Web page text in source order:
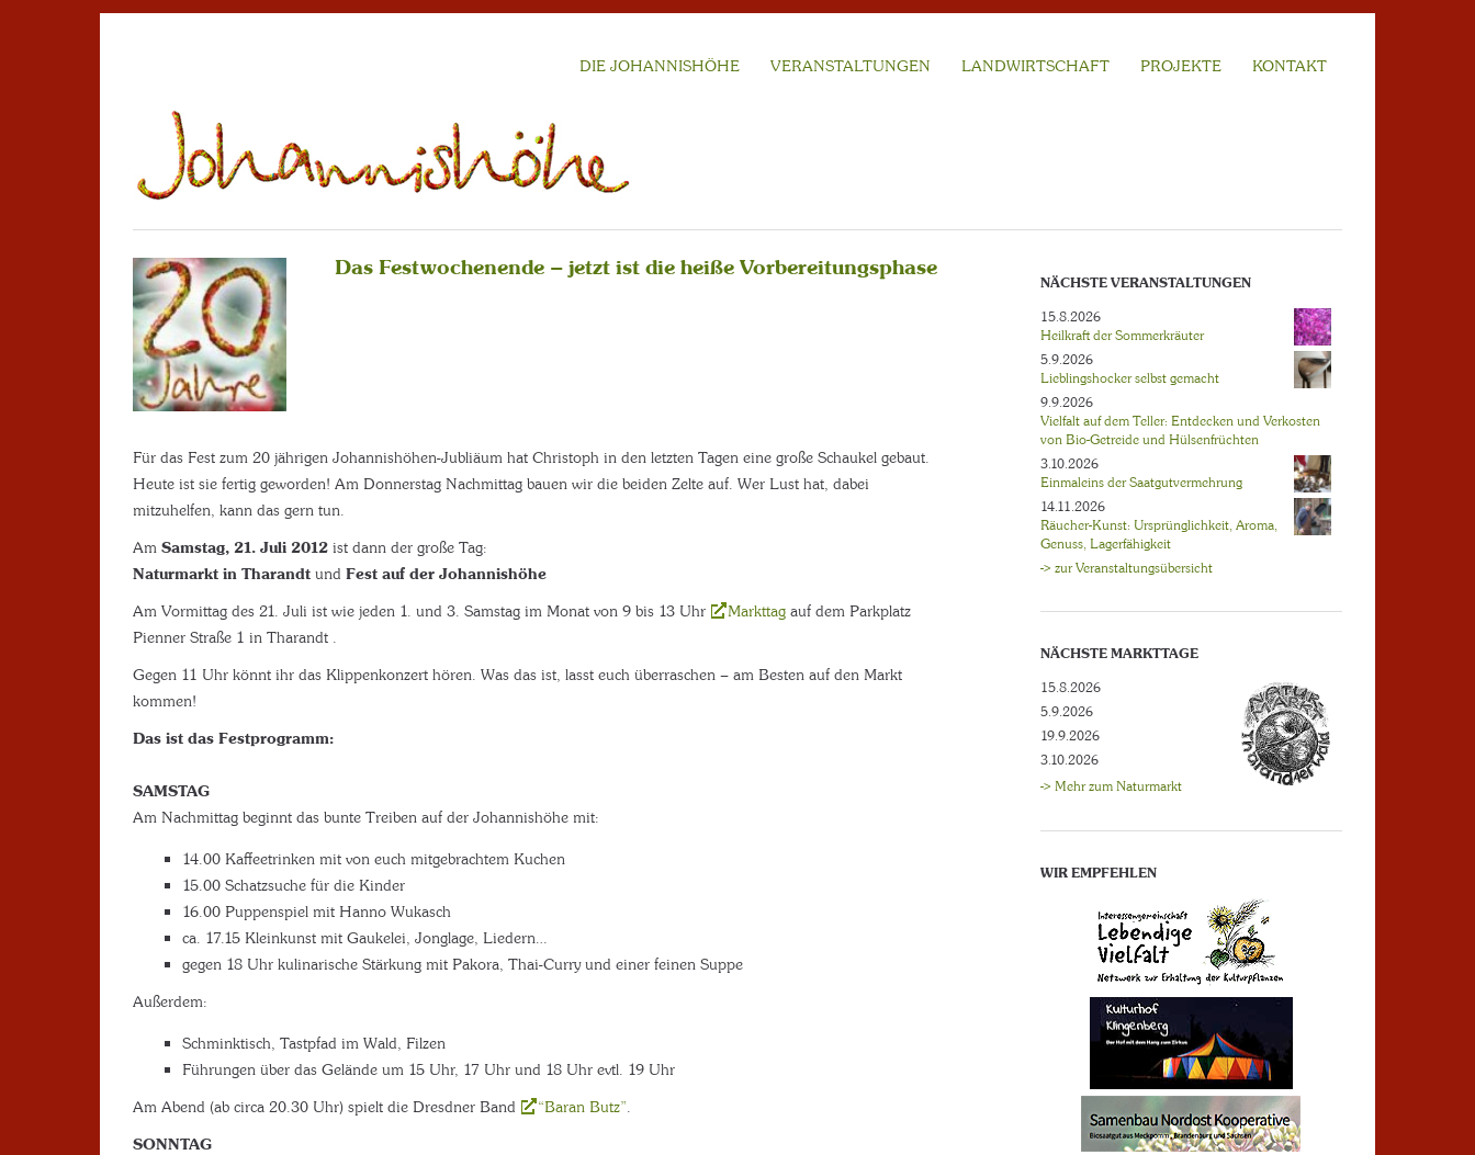
DIE JOHANNISHÖHE VERANSTALTUNGEN LANDWIRTSCHAFT PROJEKTE KONTAKT
Das Festwochenende – jetzt ist die heiße Vorbereitungsphase
Für das Fest zum 20 jährigen Johannishöhen-Jubliäum hat Christoph in den letzten Tagen eine große Schaukel gebaut.
Heute ist sie fertig geworden! Am Donnerstag Nachmittag bauen wir die beiden Zelte auf. Wer Lust hat, dabei
mitzuhelfen, kann das gern tun.
Am Samstag, 21. Juli 2012 ist dann der große Tag:
Naturmarkt in Tharandt und Fest auf der Johannishöhe
Am Vormittag des 21. Juli ist wie jeden 1. und 3. Samstag im Monat von 9 bis 13 Uhr
Markttag auf dem Parkplatz
Pienner Straße 1 in Tharandt .
Gegen 11 Uhr könnt ihr das Klippenkonzert hören. Was das ist, lasst euch überraschen – am Besten auf den Markt
kommen!
Das ist das Festprogramm:
SAMSTAG
Am Nachmittag beginnt das bunte Treiben auf der Johannishöhe mit:
14.00 Kaffeetrinken mit von euch mitgebrachtem Kuchen
15.00 Schatzsuche für die Kinder
16.00 Puppenspiel mit Hanno Wukasch
ca. 17.15 Kleinkunst mit Gaukelei, Jonglage, Liedern…
gegen 18 Uhr kulinarische Stärkung mit Pakora, Thai-Curry und einer feinen Suppe
Außerdem:
Schminktisch, Tastpfad im Wald, Filzen
Führungen über das Gelände um 15 Uhr, 17 Uhr und 18 Uhr evtl. 19 Uhr
Am Abend (ab circa 20.30 Uhr) spielt die Dresdner Band
“Baran Butz”.
SONNTAG
NÄCHSTE VERANSTALTUNGEN
15.8.2026
Heilkraft der Sommerkräuter
5.9.2026
Lieblingshocker selbst gemacht
9.9.2026
Vielfalt auf dem Teller: Entdecken und Verkosten
von Bio-Getreide und Hülsenfrüchten
3.10.2026
Einmaleins der Saatgutvermehrung
14.11.2026
Räucher-Kunst: Ursprünglichkeit, Aroma,
Genuss, Lagerfähigkeit
-> zur Veranstaltungsübersicht
NÄCHSTE MARKTTAGE
15.8.2026
5.9.2026
19.9.2026
3.10.2026
-> Mehr zum Naturmarkt
WIR EMPFEHLEN